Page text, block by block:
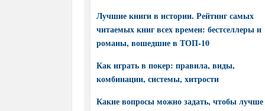
Лучшие книги в истории. Рейтинг самых
читаемых книг всех времен: бестселлеры и
романы, вошедшие в ТОП-10
Как играть в покер: правила, виды,
комбинации, системы, хитрости
Какие вопросы можно задать, чтобы лучше